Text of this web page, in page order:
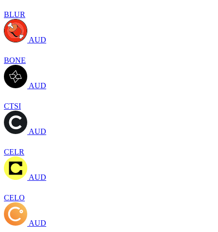
BLUR
AUD
BONE
AUD
CTSI
AUD
CELR
AUD
CELO
AUD